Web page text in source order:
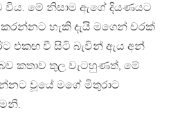
මේ නිසාම ඇගේ දියණයට
කරන්නට හැකි දැයි මගෙන් වරක්
එකඟ වී සිටි බැවින් ඇය අන්
කතාව තුල වැටහුණත්, මේ
වූයේ මගේ මිතුරාට